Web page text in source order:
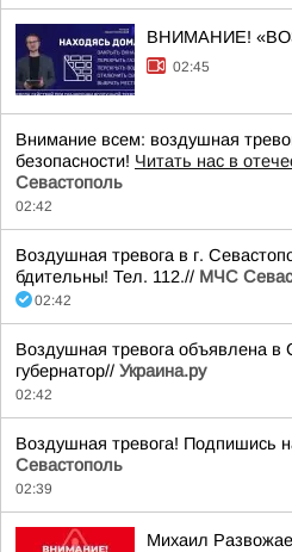
ВНИМАНИЕ!
02:45
Внимание всем: воздушная
безопасности! Читать нас в
Севастополь
02:42
Воздушная тревога в г.
бдительны! Тел. 112.// МЧС
02:42
Воздушная тревога объявлена
губернатор// Украина.ру
02:42
Воздушная тревога! Подпишись
Севастополь
02:39
Михаил